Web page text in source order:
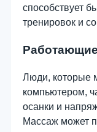
способствует
тренировок и
Люди, которые
компьютером,
осанки и
Массаж может